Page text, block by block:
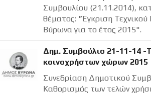
Συμβουλίου (21.11.2014),
θέματος: "Έγκριση
Βύρωνα για το έτος 2015".
Δημ. Συμβούλιο 21-11-14 -
κοινοχρήστων χώρων 2015
Συνεδρίαση Δημοτικού
Καθορισμός των τελών